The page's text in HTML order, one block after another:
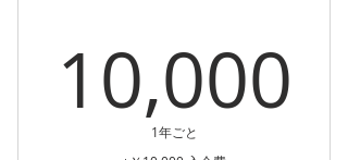
10,000
1年ごと